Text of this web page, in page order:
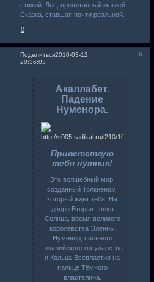
стихий. Лес, пропитанный магией.
Сказка, ставшая почти реальной.
0
Поделиться 6
2010-03-12
20:36:03
Акаллабет.
Падение
Нуменора.
Приветствую
тебя путник!
Это волшебный мир,
созданный Толкиеном,
который ждёт тебя! На
дворе Вторая эпоха
Солнца, время великого
королевства Эленны
Нуменор, сильного
эльфийского государства
и Кольца Всевластия на
пальце Тёмного
властелина.